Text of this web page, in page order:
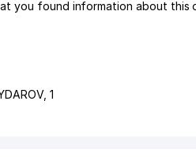
you found information about this
, 1